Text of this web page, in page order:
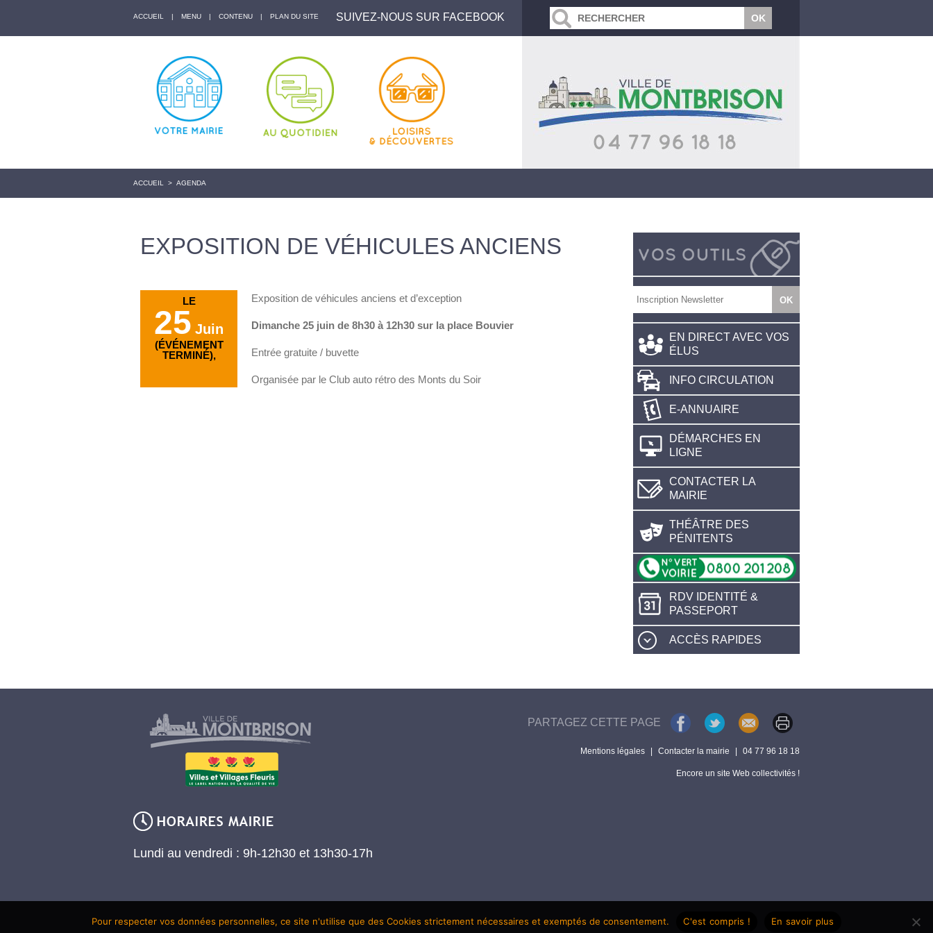
ACCUEIL | MENU | CONTENU | PLAN DU SITE SUIVEZ-NOUS SUR FACEBOOK
ACCUEIL > AGENDA
EXPOSITION DE VÉHICULES ANCIENS
LE
25 Juin
(ÉVÉNEMENT
TERMINÉ),
Exposition de véhicules anciens et d’exception
Dimanche 25 juin de 8h30 à 12h30 sur la place Bouvier
Entrée gratuite / buvette
Organisée par le Club auto rétro des Monts du Soir
EN DIRECT AVEC VOS
ÉLUS
INFO CIRCULATION
E-ANNUAIRE
DÉMARCHES EN
LIGNE
CONTACTER LA
MAIRIE
THÉÂTRE DES
PÉNITENTS
RDV IDENTITÉ &
PASSEPORT
ACCÈS RAPIDES
Lundi au vendredi : 9h-12h30 et 13h30-17h
PARTAGEZ CETTE PAGE
Mentions légales Contacter la mairie 04 77 96 18 18
Encore un site Web collectivités !
Pour respecter vos données personnelles, ce site n'utilise que des Cookies strictement nécessaires et exemptés de consentement. C'est compris ! En savoir plus